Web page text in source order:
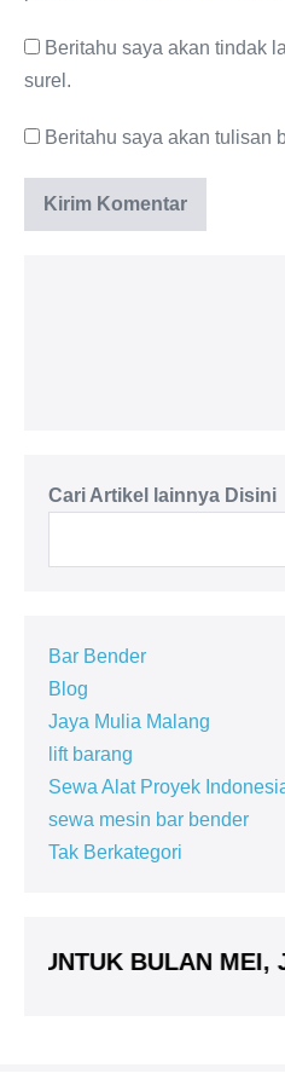
Beritahu saya akan tindak
surel.
Beritahu saya akan tulisan
Cari Artikel lainnya Disini
Bar Bender
Blog
Jaya Mulia Malang
lift barang
Sewa Alat Proyek
sewa mesin bar bender
Tak Berkategori
BULAN MEI,